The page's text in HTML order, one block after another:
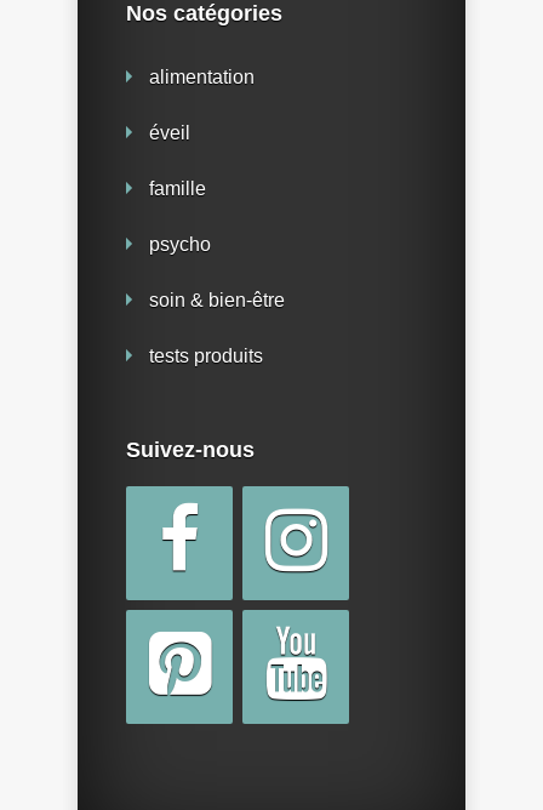
Nos catégories
alimentation
éveil
famille
psycho
soin & bien-être
tests produits
Suivez-nous